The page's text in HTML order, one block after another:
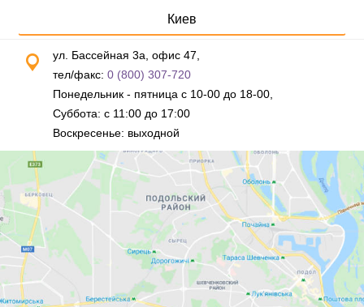
Киев
ул. Бассейная 3а, офис 47,
тел/факс: 0 (800) 307-720
Понедельник - пятница с 10-00 до 18-00,
Суббота: с 11:00 до 17:00
Воскресенье: выходной